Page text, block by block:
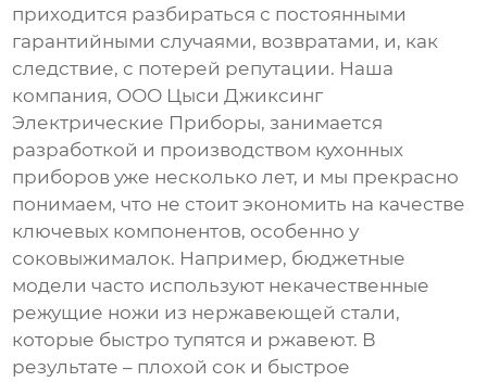
приходится разбираться с постоянными
гарантийными случаями, возвратами, и, как
следствие, с потерей репутации. Наша
компания, ООО Цыси Джиксинг
Электрические Приборы, занимается
разработкой и производством кухонных
приборов уже несколько лет, и мы прекрасно
понимаем, что не стоит экономить на качестве
ключевых компонентов, особенно у
соковыжималок. Например, бюджетные
модели часто используют некачественные
режущие ножи из нержавеющей стали,
которые быстро тупятся и ржавеют. В
результате – плохой сок и быстрое